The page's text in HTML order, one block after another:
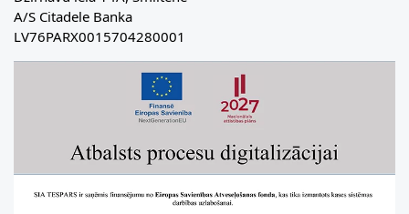
A/S Citadele Banka
LV76PARX0015704280001